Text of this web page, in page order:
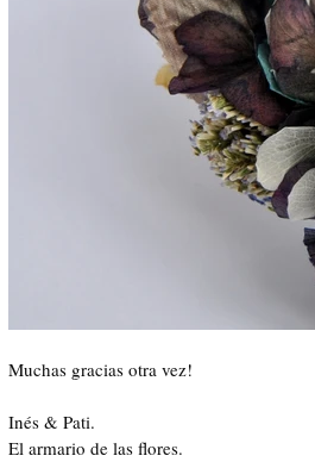
Muchas gracias otra vez!
Inés & Pati.
El armario de las flores.